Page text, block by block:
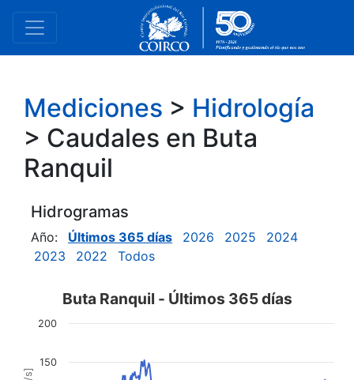
Mediciones > Hidrología
> Caudales en Buta
Ranquil
Hidrogramas
Año: Últimos 365 días 2026 2025
2024
2023
2022 Todos
Buta Ranquil - Últimos 365 días
150
200